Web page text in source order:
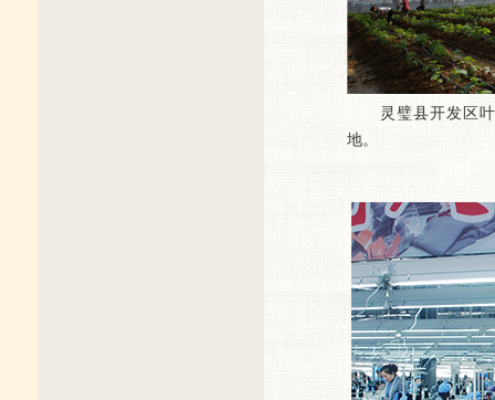
灵璧县开发区叶
地。